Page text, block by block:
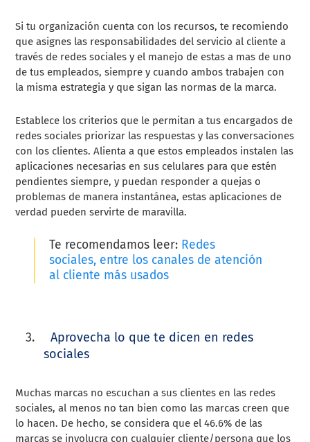
Si tu organización cuenta con los recursos, te recomiendo
que asignes las responsabilidades del servicio al cliente a
través de redes sociales y el manejo de estas a mas de uno
de tus empleados, siempre y cuando ambos trabajen con
la misma estrategia y que sigan las normas de la marca.
Establece los criterios que le permitan a tus encargados de
redes sociales priorizar las respuestas y las conversaciones
con los clientes. Alienta a que estos empleados instalen las
aplicaciones necesarias en sus celulares para que estén
pendientes siempre, y puedan responder a quejas o
problemas de manera instantánea, estas aplicaciones de
verdad pueden servirte de maravilla.
Te recomendamos leer: Redes
sociales, entre los canales de atención
al cliente más usados
Aprovecha lo que te dicen en redes
sociales
Muchas marcas no escuchan a sus clientes en las redes
sociales, al menos no tan bien como las marcas creen que
lo hacen. De hecho, se considera que el 46.6% de las
marcas se involucra con cualquier cliente/persona que los